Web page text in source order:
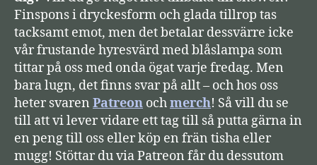
Finspons i dryckesform och glada tillrop tas
tacksamt emot, men det betalar dessvärre icke
vår frustande hyresvärd med blåslampa som
tittar på oss med onda ögat varje fredag. Men
bara lugn, det finns svar på allt – och hos oss
heter svaren Patreon ochmerch! Så vill du se
till att vi lever vidare ett tag till så putta gärna in
en peng till oss eller köp en frän tisha eller
mugg! Stöttar du via Patreon får du dessutom